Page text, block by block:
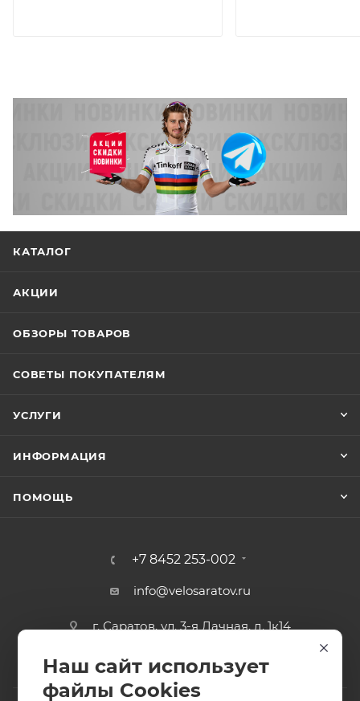
КАТАЛОГ
АКЦИИ
ОБЗОРЫ ТОВАРОВ
СОВЕТЫ ПОКУПАТЕЛЯМ
УСЛУГИ
ИНФОРМАЦИЯ
ПОМОЩЬ
+7 8452 253-002
info@velosaratov.ru
г. Саратов, ул. 3-я Дачная, д. 1к14
Наш сайт использует
файлы Cookies